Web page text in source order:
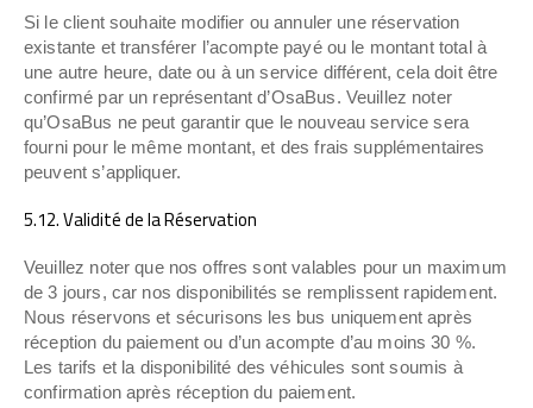
Si le client souhaite modifier ou annuler une réservation
existante et transférer l’acompte payé ou le montant total à
une autre heure, date ou à un service différent, cela doit être
confirmé par un représentant d’OsaBus. Veuillez noter
qu’OsaBus ne peut garantir que le nouveau service sera
fourni pour le même montant, et des frais supplémentaires
peuvent s’appliquer.
5.12. Validité de la Réservation
Veuillez noter que nos offres sont valables pour un maximum
de 3 jours, car nos disponibilités se remplissent rapidement.
Nous réservons et sécurisons les bus uniquement après
réception du paiement ou d’un acompte d’au moins 30 %.
Les tarifs et la disponibilité des véhicules sont soumis à
confirmation après réception du paiement.